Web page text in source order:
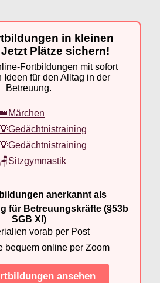
in kleinen
Plätze sichern!
Fortbildungen mit sofort
Ideen für den Alltag in der
Betreuung.
anerkannt als
für Betreuungskräfte (§53b
SGB XI)
vorab per Post
bequem online per Zoom
ansehen